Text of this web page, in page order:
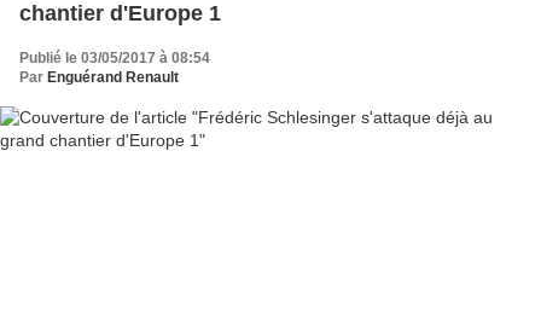
chantier d'Europe 1
Publié le 03/05/2017 à 08:54
Par Enguérand Renault